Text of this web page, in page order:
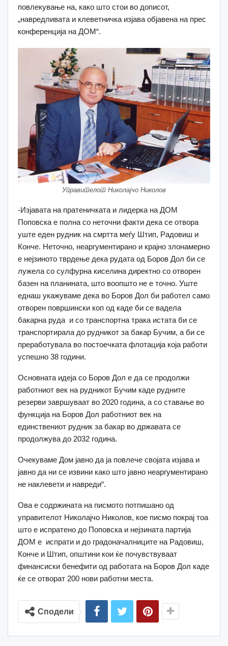
повлекување на, како што стои во дописот,
„навредливата и клеветничка изјава објавена на прес
конференција на ДОМ“.
Управителот Николајчо Николов
-Изјавата на пратеничката и лидерка на ДОМ
Поповска е полна со неточни факти дека се отвора
уште еден рудник на смртта меѓу Штип, Радовиш и
Конче. Неточно, неаргументирано и крајно злонамерно
е нејзиното тврдење дека рудата од Боров Дол би се
лужела со сулфурна киселина директно со отворен
базен на планината, што воопшто не е точно. Уште
еднаш укажуваме дека во Боров Дол би работел само
отворен површински коп од каде би се вадела
бакарна руда и со транспортна трака истата би се
транспортирала до рудникот за бакар Бучим, а би се
преработувала во постоечката флотација која работи
успешно 38 години.
Основната идеја со Боров Дол е да се продолжи
работниот век на рудникот Бучим каде рудните
резерви завршуваат во 2020 година, а со ставање во
функција на Боров Дол работниот век на
единствениот рудник за бакар во државата се
продолжува до 2032 година.
Очекуваме Дом јавно да ја повлече својата изјава и
јавно да ни се извини како што јавно неаргументирано
не наклевети и навреди“.
Ова е содржината на писмото потпишано од
управителот Николајчо Николов, кое писмо покрај тоа
што е испратено до Поповска и нејзината партија
ДОМ е испрати и до градоначалниците на Радовиш,
Конче и Штип, општини кои ќе почувствуваат
финансиски бенефити од работата на Боров Дол каде
ќе се отворат 200 нови работни места.
Сподели